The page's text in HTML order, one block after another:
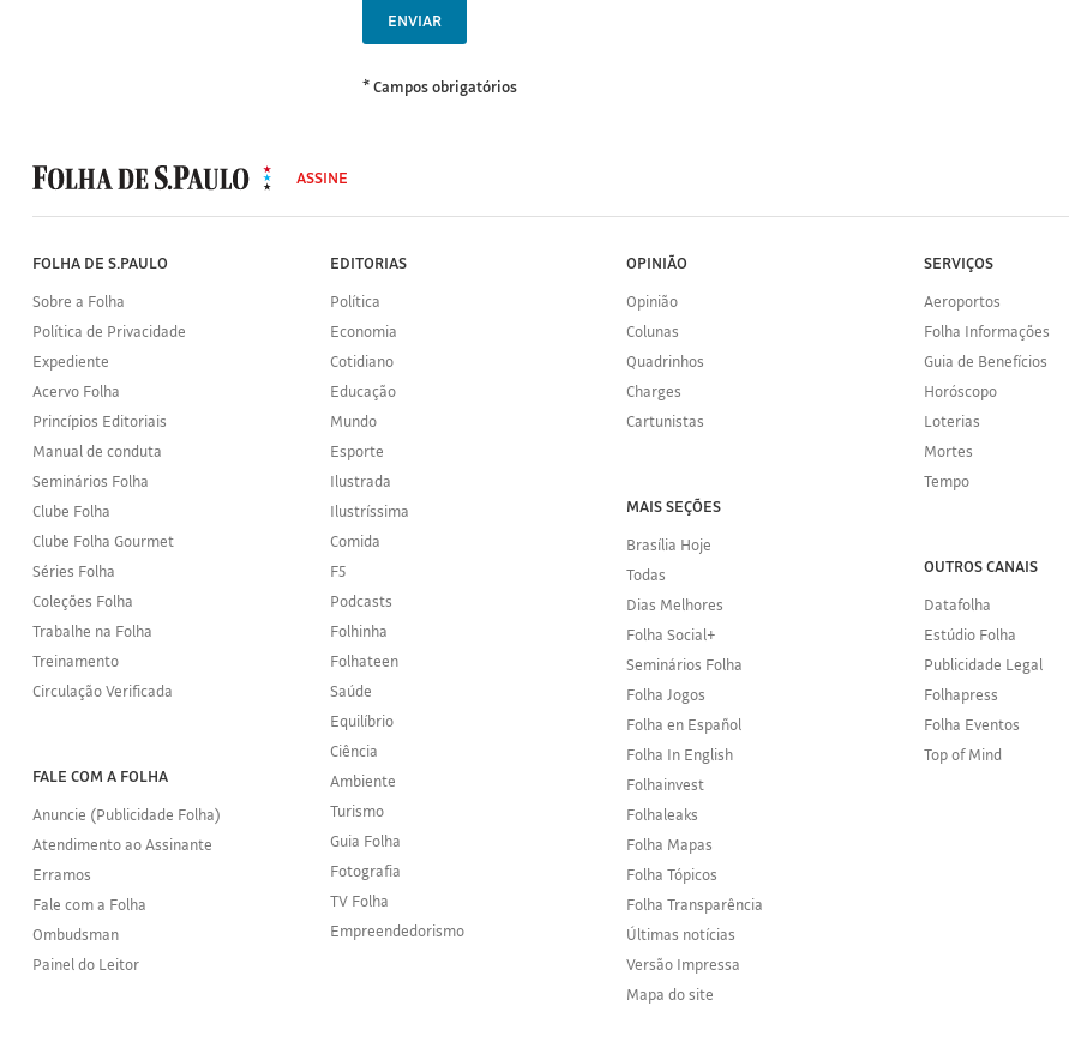
ENVIAR
* Campos obrigatórios
Folha
de
S.Paulo
ASSINE
FOLHA DE S.PAULO
Sobre a Folha
Política de Privacidade
Expediente
Acervo Folha
Princípios Editoriais
Manual de conduta
Seminários Folha
Clube Folha
Clube Folha Gourmet
Séries Folha
Coleções Folha
Trabalhe na Folha
Treinamento
Circulação Verificada
FALE COM A FOLHA
Anuncie (Publicidade Folha)
Atendimento ao Assinante
Erramos
Fale com a Folha
Ombudsman
Painel do Leitor
EDITORIAS
Política
Economia
Cotidiano
Educação
Mundo
Esporte
Ilustrada
Ilustríssima
Comida
F5
Podcasts
Folhinha
Folhateen
Saúde
Equilíbrio
Ciência
Ambiente
Turismo
Guia Folha
Fotografia
TV Folha
Empreendedorismo
OPINIÃO
Opinião
Colunas
Quadrinhos
Charges
Cartunistas
MAIS SEÇÕES
Brasília Hoje
Todas
Dias Melhores
Folha Social+
Seminários Folha
Folha Jogos
Folha en Español
Folha In English
Folhainvest
Folhaleaks
Folha Mapas
Folha Tópicos
Folha Transparência
Últimas notícias
Versão Impressa
Mapa do site
SERVIÇOS
Aeroportos
Folha Informações
Guia de Benefícios
Horóscopo
Loterias
Mortes
Tempo
OUTROS CANAIS
Datafolha
Estúdio Folha
Publicidade Legal
Folhapress
Folha Eventos
Top of Mind